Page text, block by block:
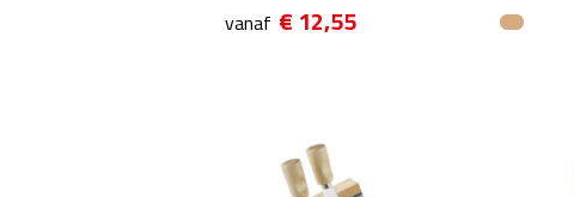
vanaf € 12,55